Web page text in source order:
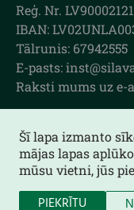
Reģ. Nr.
IBAN:
Tālrunis: 67942555
E-pasts:
Raksti mums uz e-
Lapas karte
Šī lapa izmanto
mājas lapas
mūsu vietni, jūs
PIEKRĪTU